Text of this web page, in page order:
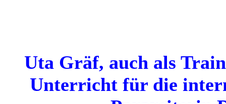
Uta Gräf, auch als
Unterricht für die